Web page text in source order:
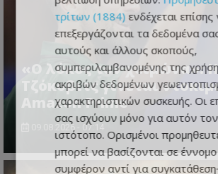
«Ο λύκος τον χειμώνα»: Η
Τζόκοβιτς γίνεται
Amazon Prime
09.08.2026 - 07:14
τρίτων (1884) ενδέχεται επίσης
επεξεργάζονται τα δεδομένα
αυτούς και άλλους σκοπούς,
συμπεριλαμβανομένης της
ακριβών δεδομένων
χαρακτηριστικών συσκευής. Οι
σας ισχύουν μόνο για αυτόν τον
ιστότοπο. Ορισμένοι
μπορεί να βασίζονται σε έννομο
συμφέρον αντί για